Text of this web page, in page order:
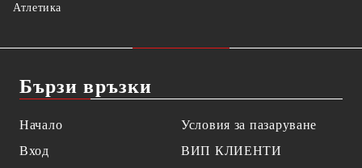
Атлетика
Бързи връзки
Начало
Вход
Условия за пазаруване
ВИП КЛИЕНТИ